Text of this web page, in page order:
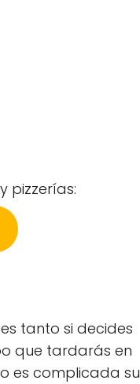
pizzerías:
tanto si decides
que tardarás en
es complicada su